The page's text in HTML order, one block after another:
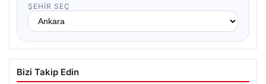
ŞEHIR SEÇ
Bizi Takip Edin